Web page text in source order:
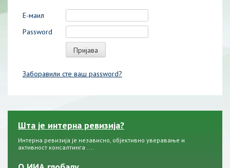
Е-маил
Password
Заборавили сте ваш password?
Шта је интерна ревизија?
Интерна ревизија је независно, објективно уверавање и
активност консалтинга ....